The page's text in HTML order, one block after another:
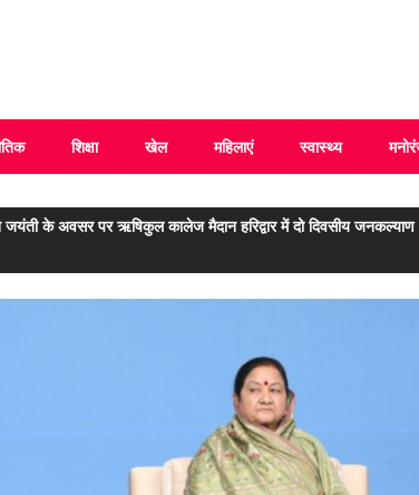
शिक्षा खेल महिलाएं स्वास्थ्य
जयंती के अवसर पर ऋषिकुल कालेज मैदान हरिद्वार में दो‌ दिवसीय जनकल्याण